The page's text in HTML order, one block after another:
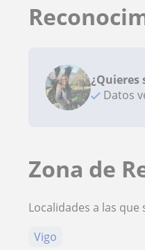
¿Quieres
Datos
Zona de
Localidades a las que
Vigo